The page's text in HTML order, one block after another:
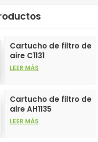
Cartucho de filtro de
aire C1131
personalizable para
de compresores de
aire.
LEER MÁS
Cartucho de filtro de
aire AH1135
personalizable para
LEER MÁS